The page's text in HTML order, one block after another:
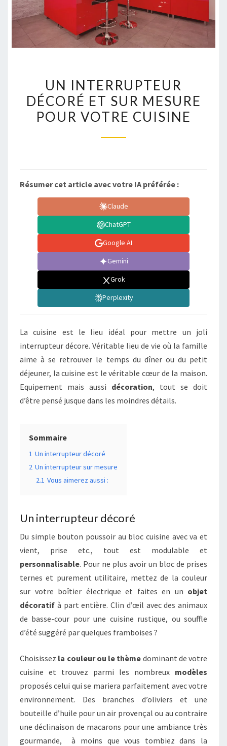
INTERRUPTEUR
DÉCORÉ
ET
VOTRE
CUISINE
UN INTERRUPTEUR
DÉCORÉ ET SUR MESURE
POUR VOTRE CUISINE
Résumer cet article avec votre IA préférée :
Claude
ChatGPT
Google AI
Gemini
Grok
Perplexity
La cuisine est le lieu idéal pour mettre un joli
interrupteur décore. Véritable lieu de vie où la famille
aime à se retrouver le temps du dîner ou du petit
déjeuner, la cuisine est le véritable cœur de la maison.
Equipement mais aussi décoration, tout se doit
d’être pensé jusque dans les moindres détails.
Sommaire
1 Un interrupteur décoré
2 Un interrupteur sur mesure
2.1 Vous aimerez aussi :
Un interrupteur décoré
Du simple bouton poussoir au bloc cuisine avec va et
vient, prise etc., tout est modulable et
personnalisable. Pour ne plus avoir un bloc de prises
ternes et purement utilitaire, mettez de la couleur
sur votre boîtier électrique et faites en un objet
décoratif à part entière. Clin d’œil avec des animaux
de basse-cour pour une cuisine rustique, ou souffle
d’été suggéré par quelques framboises ?
Choisissez la couleur ou le thème dominant de votre
cuisine et trouvez parmi les nombreux modèles
proposés celui qui se mariera parfaitement avec votre
environnement. Des branches d’oliviers et une
bouteille d’huile pour un air provençal ou au contraire
une déclinaison de macarons pour une ambiance très
gourmande, à moins que vous tombiez dans la